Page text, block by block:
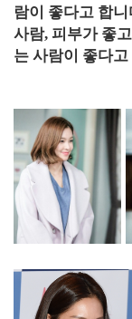
람이 좋다고 합
사람, 피부가 좋
는 사람이 좋다